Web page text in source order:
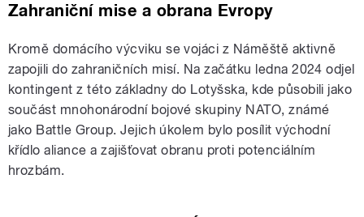
Zahraniční mise a obrana Evropy
Kromě domácího výcviku se vojáci z Náměště aktivně
zapojili do zahraničních misí. Na začátku ledna 2024 odjel
kontingent z této základny do Lotyšska, kde působili jako
součást mnohonárodní bojové skupiny NATO, známé
jako Battle Group. Jejich úkolem bylo posílit východní
křídlo aliance a zajišťovat obranu proti potenciálním
hrozbám.